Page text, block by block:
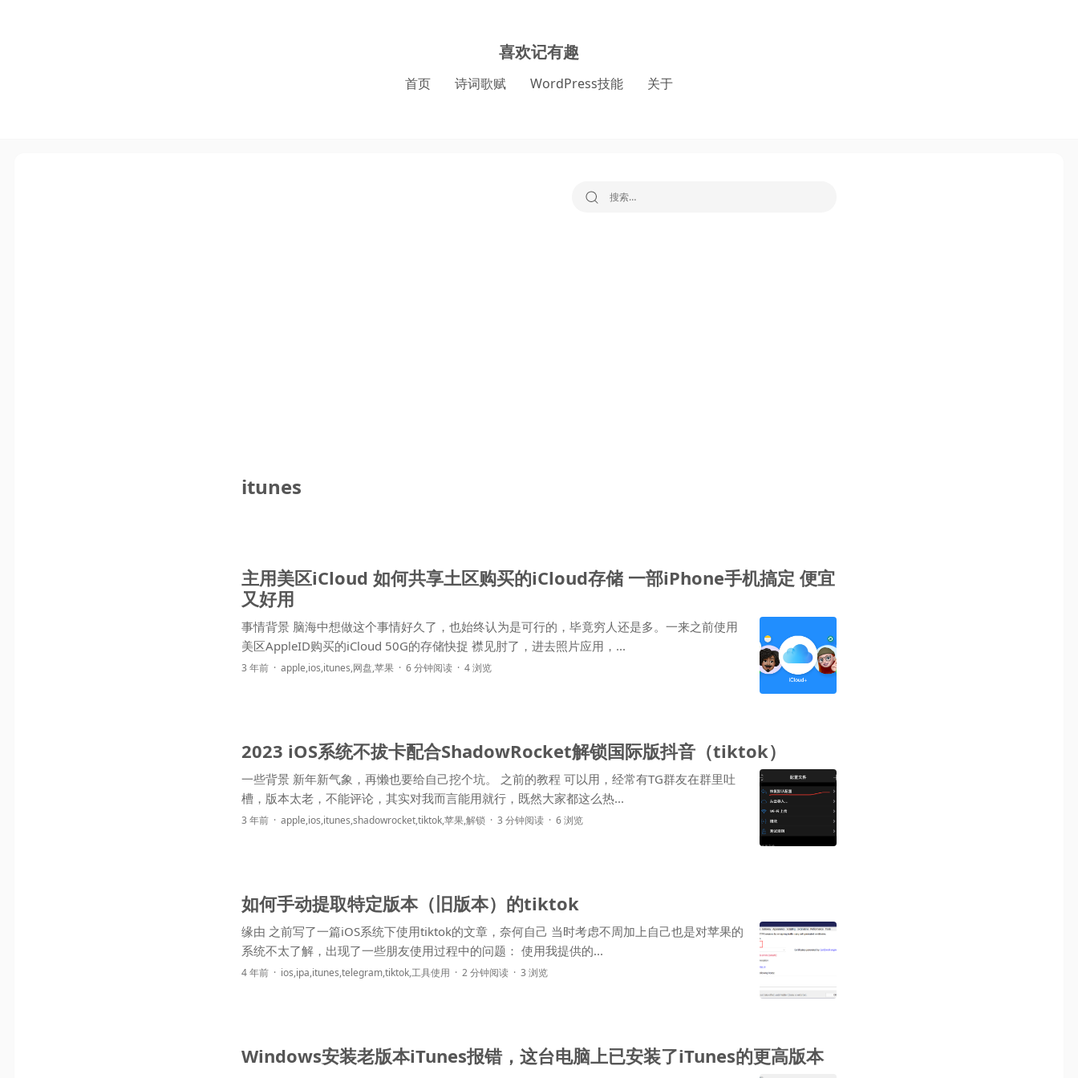
喜欢记有趣
首页 诗词歌赋 WordPress技能 关于
搜索：
itunes
主用美区iCloud 如何共享土区购买的iCloud存储 一部iPhone手机搞定 便宜
又好用
事情背景 脑海中想做这个事情好久了，也始终认为是可行的，毕竟穷人还是多。一来之前使用
美区AppleID购买的iCloud 50G的存储快捉 襟见肘了，进去照片应用，...
3 年前 apple,ios,itunes,网盘,苹果 6 分钟阅读 4 浏览
2023 iOS系统不拔卡配合ShadowRocket解锁国际版抖音（tiktok）
一些背景 新年新气象，再懒也要给自己挖个坑。 之前的教程 可以用，经常有TG群友在群里吐
槽，版本太老，不能评论，其实对我而言能用就行，既然大家都这么热...
3 年前 apple,ios,itunes,shadowrocket,tiktok,苹果,解锁 3 分钟阅读 6 浏览
如何手动提取特定版本（旧版本）的tiktok
缘由 之前写了一篇iOS系统下使用tiktok的文章，奈何自己 当时考虑不周加上自己也是对苹果的
系统不太了解，出现了一些朋友使用过程中的问题： 使用我提供的...
4 年前 ios,ipa,itunes,telegram,tiktok,工具使用 2 分钟阅读 3 浏览
Windows安装老版本iTunes报错，这台电脑上已安装了iTunes的更高版本